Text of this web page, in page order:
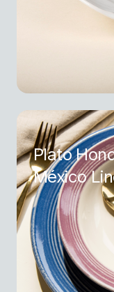
Plato
México